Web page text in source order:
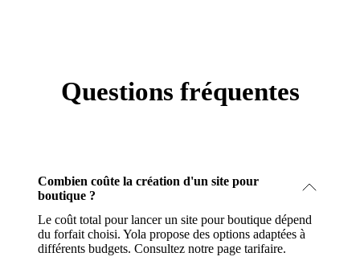
Questions fréquentes
Combien coûte la création d'un site pour
boutique ?
Le coût total pour lancer un site pour boutique dépend
du forfait choisi. Yola propose des options adaptées à
différents budgets. Consultez notre page tarifaire.